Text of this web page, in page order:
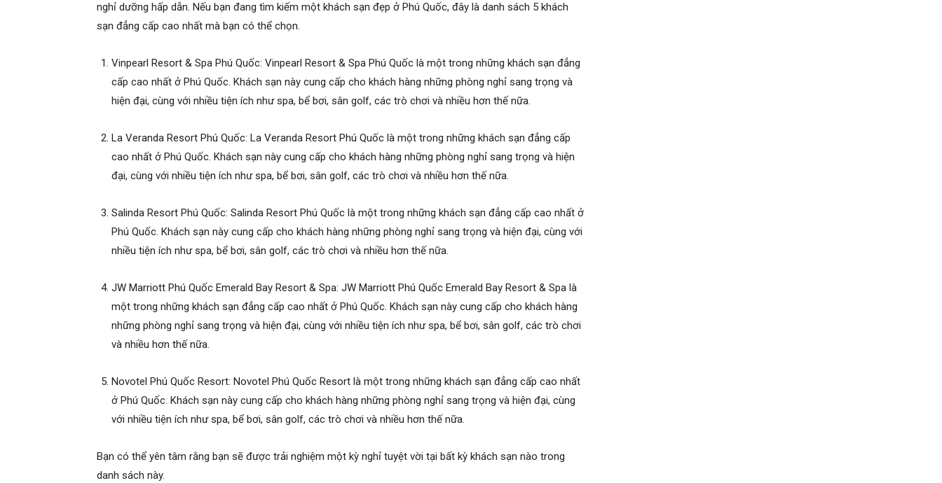
nghỉ dưỡng hấp dẫn. Nếu bạn đang tìm kiếm một khách sạn đẹp ở Phú Quốc, đây là danh sách 5 khách
sạn đẳng cấp cao nhất mà bạn có thể chọn.
Vinpearl Resort & Spa Phú Quốc: Vinpearl Resort & Spa Phú Quốc là một trong những khách sạn đẳng
cấp cao nhất ở Phú Quốc. Khách sạn này cung cấp cho khách hàng những phòng nghỉ sang trọng và
hiện đại, cùng với nhiều tiện ích như spa, bể bơi, sân golf, các trò chơi và nhiều hơn thế nữa.
La Veranda Resort Phú Quốc: La Veranda Resort Phú Quốc là một trong những khách sạn đẳng cấp
cao nhất ở Phú Quốc. Khách sạn này cung cấp cho khách hàng những phòng nghỉ sang trọng và hiện
đại, cùng với nhiều tiện ích như spa, bể bơi, sân golf, các trò chơi và nhiều hơn thế nữa.
Salinda Resort Phú Quốc: Salinda Resort Phú Quốc là một trong những khách sạn đẳng cấp cao nhất ở
Phú Quốc. Khách sạn này cung cấp cho khách hàng những phòng nghỉ sang trọng và hiện đại, cùng với
nhiều tiện ích như spa, bể bơi, sân golf, các trò chơi và nhiều hơn thế nữa.
JW Marriott Phú Quốc Emerald Bay Resort & Spa: JW Marriott Phú Quốc Emerald Bay Resort & Spa là
một trong những khách sạn đẳng cấp cao nhất ở Phú Quốc. Khách sạn này cung cấp cho khách hàng
những phòng nghỉ sang trọng và hiện đại, cùng với nhiều tiện ích như spa, bể bơi, sân golf, các trò chơi
và nhiều hơn thế nữa.
Novotel Phú Quốc Resort: Novotel Phú Quốc Resort là một trong những khách sạn đẳng cấp cao nhất
ở Phú Quốc. Khách sạn này cung cấp cho khách hàng những phòng nghỉ sang trọng và hiện đại, cùng
với nhiều tiện ích như spa, bể bơi, sân golf, các trò chơi và nhiều hơn thế nữa.
Bạn có thể yên tâm rằng bạn sẽ được trải nghiệm một kỳ nghỉ tuyệt vời tại bất kỳ khách sạn nào trong
danh sách này.